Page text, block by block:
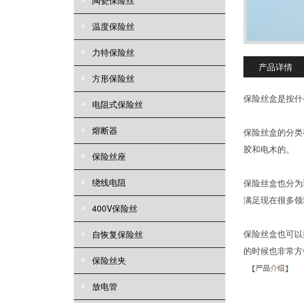
温度保险丝
力特保险丝
方形保险丝
电阻式保险丝
熔断器
保险丝座
绕线电阻
400V保险丝
自恢复保险丝
保险丝夹
放电管
产品详情
保险丝盒是按
保险丝盒的分
胶和电木的。
保险丝盒也分
满足现在很多领
保险丝盒也可
的时候也非常方